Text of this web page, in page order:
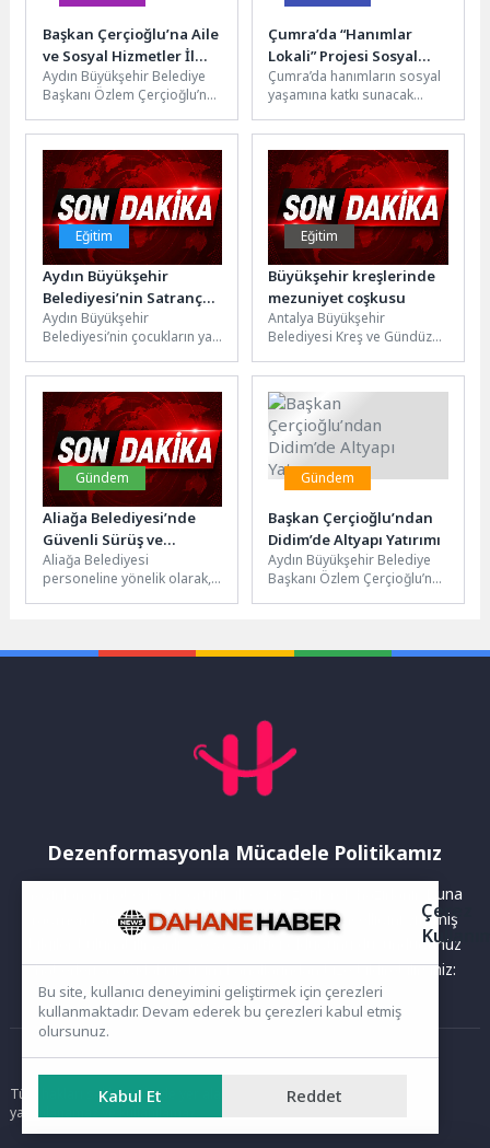
Başkan Çerçioğlu’na Aile
ve Sosyal Hizmetler İl
Müdürü Türkoğlu’ndan
ziyaret
Aydın Büyükşehir Belediye
Başkanı Özlem Çerçioğlu’na
Hizmetler İl Müdürü İlkay
Türkoğlu...
Çumra’da “Hanımlar
Lokali” Projesi Sosyal
Yaşama Değer Katacak
Çumra’da hanımların sosyal
yaşamına katkı sunacak
hayata geçiriliyor. İlçede
yapımı devam...
Eğitim
Aydın Büyükşehir
Belediyesi’nin Satranç
Eğitimleri Sürüyor
Aydın Büyükşehir
Belediyesi’nin çocukların yaz
keyifli bir şekilde
değerlendirmesi amacıyla
düzenlediği...
Eğitim
Büyükşehir kreşlerinde
mezuniyet coşkusu
Antalya Büyükşehir
Belediyesi Kreş ve Gündüz
gören minikler, mezuniyet
heyecanı yaşadı. Atatürk
Kültür...
Gündem
Aliağa Belediyesi’nde
Güvenli Sürüş ve
Şiddetle Mücadele
Semineri
Aliağa Belediyesi
personeline yönelik olarak,
güvenliği ve...
Gündem
Başkan Çerçioğlu’ndan
Didim’de Altyapı Yatırımı
Aydın Büyükşehir Belediye
Başkanı Özlem Çerçioğlu’nun
ediyor.ASKİ...
Dezenformasyonla Mücadele Politikamız
Yayınlanan haberler doğruluk ilkesi gözetilerek hazırlanır. Buna
rağmen bazı içeriklerde eksik, hatalı veya güncelliğini yitirmiş
bilgiler bulunabilir.Yanlış veya yanıltıcı olduğunu düşündüğünüz
haberleri aşağıdaki iletişim kanallarından bize bildirebilirsiniz:
Ana Sayfa
Tüm hakları saklıdır. Sitede yer alan içerikler izinsiz kopyalanamaz,
yayımlanamaz ve kullanılamaz.
Çerez
Bu site, kullanıcı deneyimini geliştirmek için çerezleri
kullanmaktadır. Devam ederek bu çerezleri kabul etmiş
olursunuz.
Kabul Et Reddet